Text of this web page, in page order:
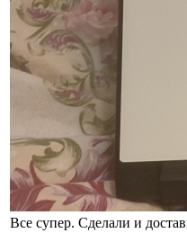
Все супер. Сделали и